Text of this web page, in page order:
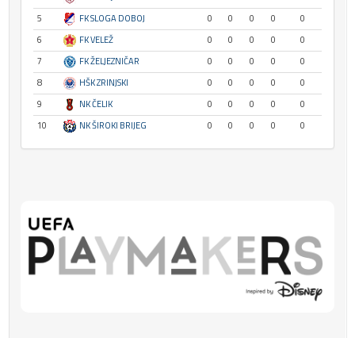
5
FK SLOGA DOBOJ 0 0 0 0
0
6
FK VELEŽ 0 0 0 0
0
7
FK ŽELJEZNIČAR 0 0 0 0
0
8
HŠK ZRINJSKI 0 0 0 0
0
9
NK ČELIK 0 0 0 0
0
10
NK ŠIROKI BRIJEG 0 0 0 0 0